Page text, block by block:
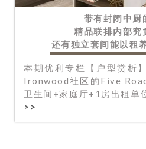
带有封闭中厨
精品联排内部究
还有独立套间能以租
本期优利专栏【户型赏析
Ironwood社区的Five
卫生间+家庭厅+1房出租单
>>